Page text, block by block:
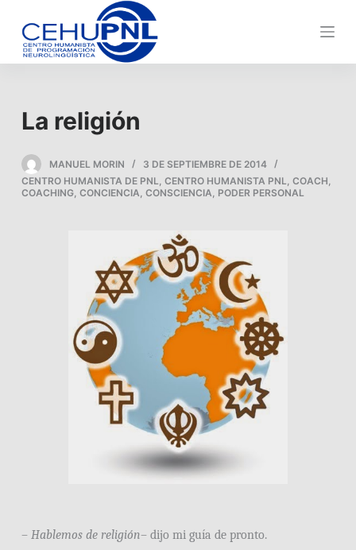
a
l
c
La religión
MANUEL MORIN
3 DE SEPTIEMBRE DE 2014
CENTRO HUMANISTA DE PNL, CENTRO HUMANISTA PNL, COACH,
COACHING, CONCIENCIA, CONSCIENCIA, PODER PERSONAL
– Hablemos de religión– dijo mi guía de pronto.